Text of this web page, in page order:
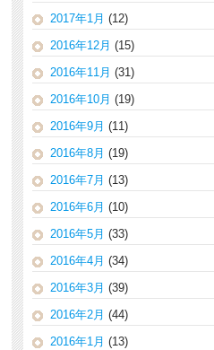
2017年1月 (12)
2016年12月 (15)
2016年11月 (31)
2016年10月 (19)
2016年9月 (11)
2016年8月 (19)
2016年7月 (13)
2016年6月 (10)
2016年5月 (33)
2016年4月 (34)
2016年3月 (39)
2016年2月 (44)
2016年1月 (13)